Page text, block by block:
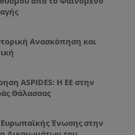
Ανασκόπηση και
ASPIDES: Η ΕΕ στην
Θάλασσας
Ένωσης στην